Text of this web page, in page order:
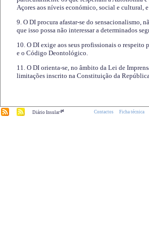
Açores aos níveis económico, social e cultural,
9. O DI procura afastar-se do sensacionalismo,
que isso possa não interessar a determinados
10. O DI exige aos seus profissionais o
e o Código Deontológico.
11. O DI orienta-se, no âmbito da Lei de
limitações inscrito na Constituição da
Diário Insular.pt Contactos Ficha técnica